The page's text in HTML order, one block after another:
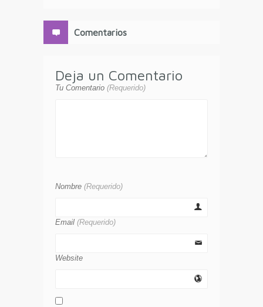
Comentarios
Deja un Comentario
Tu Comentario (Requerido)
Nombre (Requerido)
Email (Requerido)
Website